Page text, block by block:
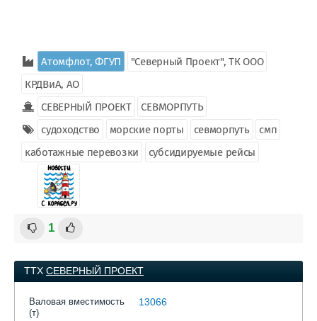
Атомфлот, ФГУП
"Северный Проект", ТК ООО
КРДВиА, АО
СЕВЕРНЫЙ ПРОЕКТ
СЕВМОРПУТЬ
судоходство
морские порты севморпуть
смп
каботажные перевозки
субсидируемые рейсы
1
ТТХ СЕВЕРНЫЙ ПРОЕКТ
Валовая вместимость
(т)
13066